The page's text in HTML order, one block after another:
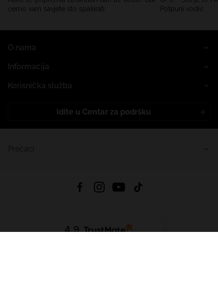
ćemo vam savjete što spakirati
Potpuni vodič
O nama
Informacija
Korisnička služba
Idite u Centar za podršku
4.9